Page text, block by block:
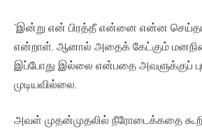
’இன்று என் பிரத்தீ என்னை என்ன செய்தான்
என்றாள். ஆனால் அதைக் கேட்கும்
இப்போது இல்லை என்பதை அவளுக்குப்
முடியவில்லை.
அவள் முதன்முதலில் நீரோடைக்கதை